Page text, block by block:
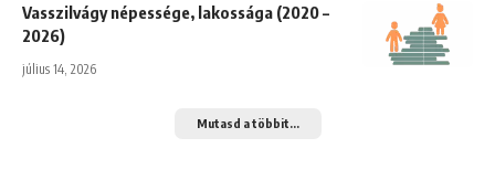
Vasszilvágy népessége, lakossága (2020 –
2026)
július 14, 2026
Mutasd a többit...